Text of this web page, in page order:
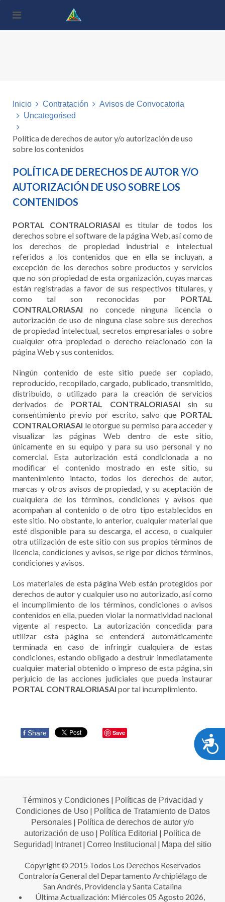
este
Inicio Contratación
Avisos de Convocatoria
Uncategorised
Política de derechos de autor y/o autorización de uso
sobre los contenidos
POLÍTICA DE DERECHOS DE AUTOR Y/O
AUTORIZACIÓN DE USO SOBRE LOS
CONTENIDOS
PORTAL CONTRALORIASAI es titular de todos los
derechos sobre el software de la página Web, así como de
los derechos de propiedad industrial e intelectual
referidos a los contenidos que en ella se incluyan, a
excepción de los derechos sobre productos y servicios
que no son propiedad de esta organización, cuyas marcas
están registradas a favor de sus respectivos titulares, y
como tal son reconocidas por PORTAL
CONTRALORIASAI no concede ninguna licencia o
autorización de uso de ninguna clase sobre sus derechos
de propiedad intelectual, secretos empresariales o sobre
cualquier otra propiedad o derecho relacionado con la
página Web y sus contenidos.
Ningún contenido de este sitio puede ser copiado,
reproducido, recopilado, cargado, publicado, transmitido,
distribuido, o utilizado para la creación de servicios
derivados de PORTAL CONTRALORIASAI sin su
consentimiento previo por escrito, salvo que PORTAL
CONTRALORIASAI le otorgue su permiso para acceder y
visualizar las páginas Web dentro de este sitio,
únicamente en su equipo y para su uso personal y no
comercial. Esta autorización está condicionada a no
modificar el contenido mostrado en este sitio, su
mantenimiento intacto, todos los derechos de autor,
marcas y otros avisos de propiedad, y su aceptación de
cualquiera de los términos, condiciones y avisos que
acompañan al contenido o de otro tipo establecidos en
este sitio. No obstante, lo anterior, cualquier material que
esté disponible para su descarga, el acceso, o cualquier
otra utilización de este sitio con sus propios términos de
licencia, condiciones y avisos, se rige por dichos términos,
condiciones y avisos.
Los materiales de esta página Web están protegidos por
derechos de autor y cualquier uso no autorizado, así como
el incumplimiento de los términos, condiciones o avisos
contenidos en ella, pueden violar la normatividad nacional
vigente al respecto. La autorización concedida para
utilizar esta página se entenderá automáticamente
terminada en caso de infringir cualquiera de estas
condiciones, estando obligado a destruir inmediatamente
cualquier material obtenido o impreso de esta página, sin
perjuicio de las acciones judiciales que pueda instaurar
PORTAL CONTRALORIASAI por tal incumplimiento.
f Share Save
Términos y Condiciones| Políticas de Privacidad y
Condiciones de Uso| Política de Tratamiento de Datos
Personales | Política de derechos de autor y/o
autorización de uso | Política Editorial | Política de
Seguridad| Intranet| Correo Institucional | Mapa del sitio
Copyright © 2015 Todos Los Derechos Reservados
Contraloría General del Departamento Archipiélago de
San Andrés, Providencia y Santa Catalina
Última Actualización: Miércoles 05 Agosto 2026,